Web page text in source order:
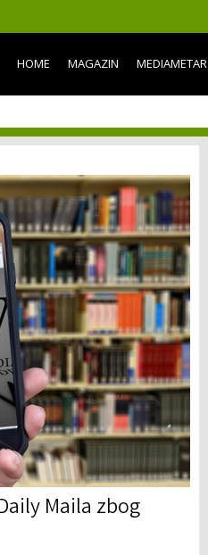
content
HOME MAGAZIN MEDIAMETAR
Maila zbog